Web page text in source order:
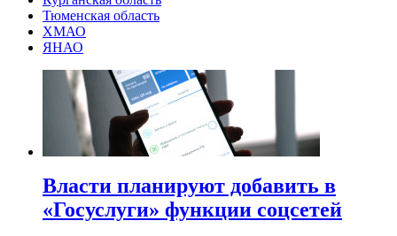
Тюменская область
ХМАО
ЯНАО
Власти планируют добавить в
«Госуслуги» функции соцсетей